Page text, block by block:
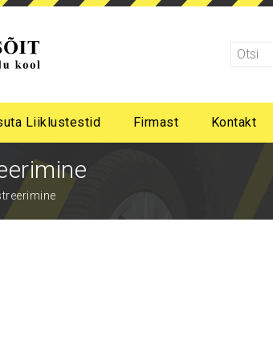
Liiklustestid Firmast Kontakt